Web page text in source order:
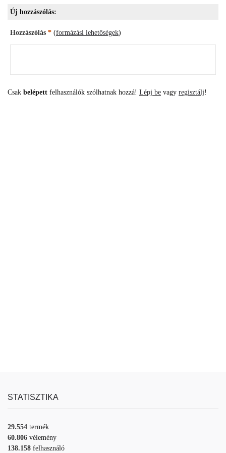
Új hozzászólás:
Hozzászólás * (formázási lehetőségek)
Csak belépett felhasználók szólhatnak hozzá! Lépj be vagy regisztálj!
STATISZTIKA
29.554 termék
60.806 vélemény
138.158 felhasználó